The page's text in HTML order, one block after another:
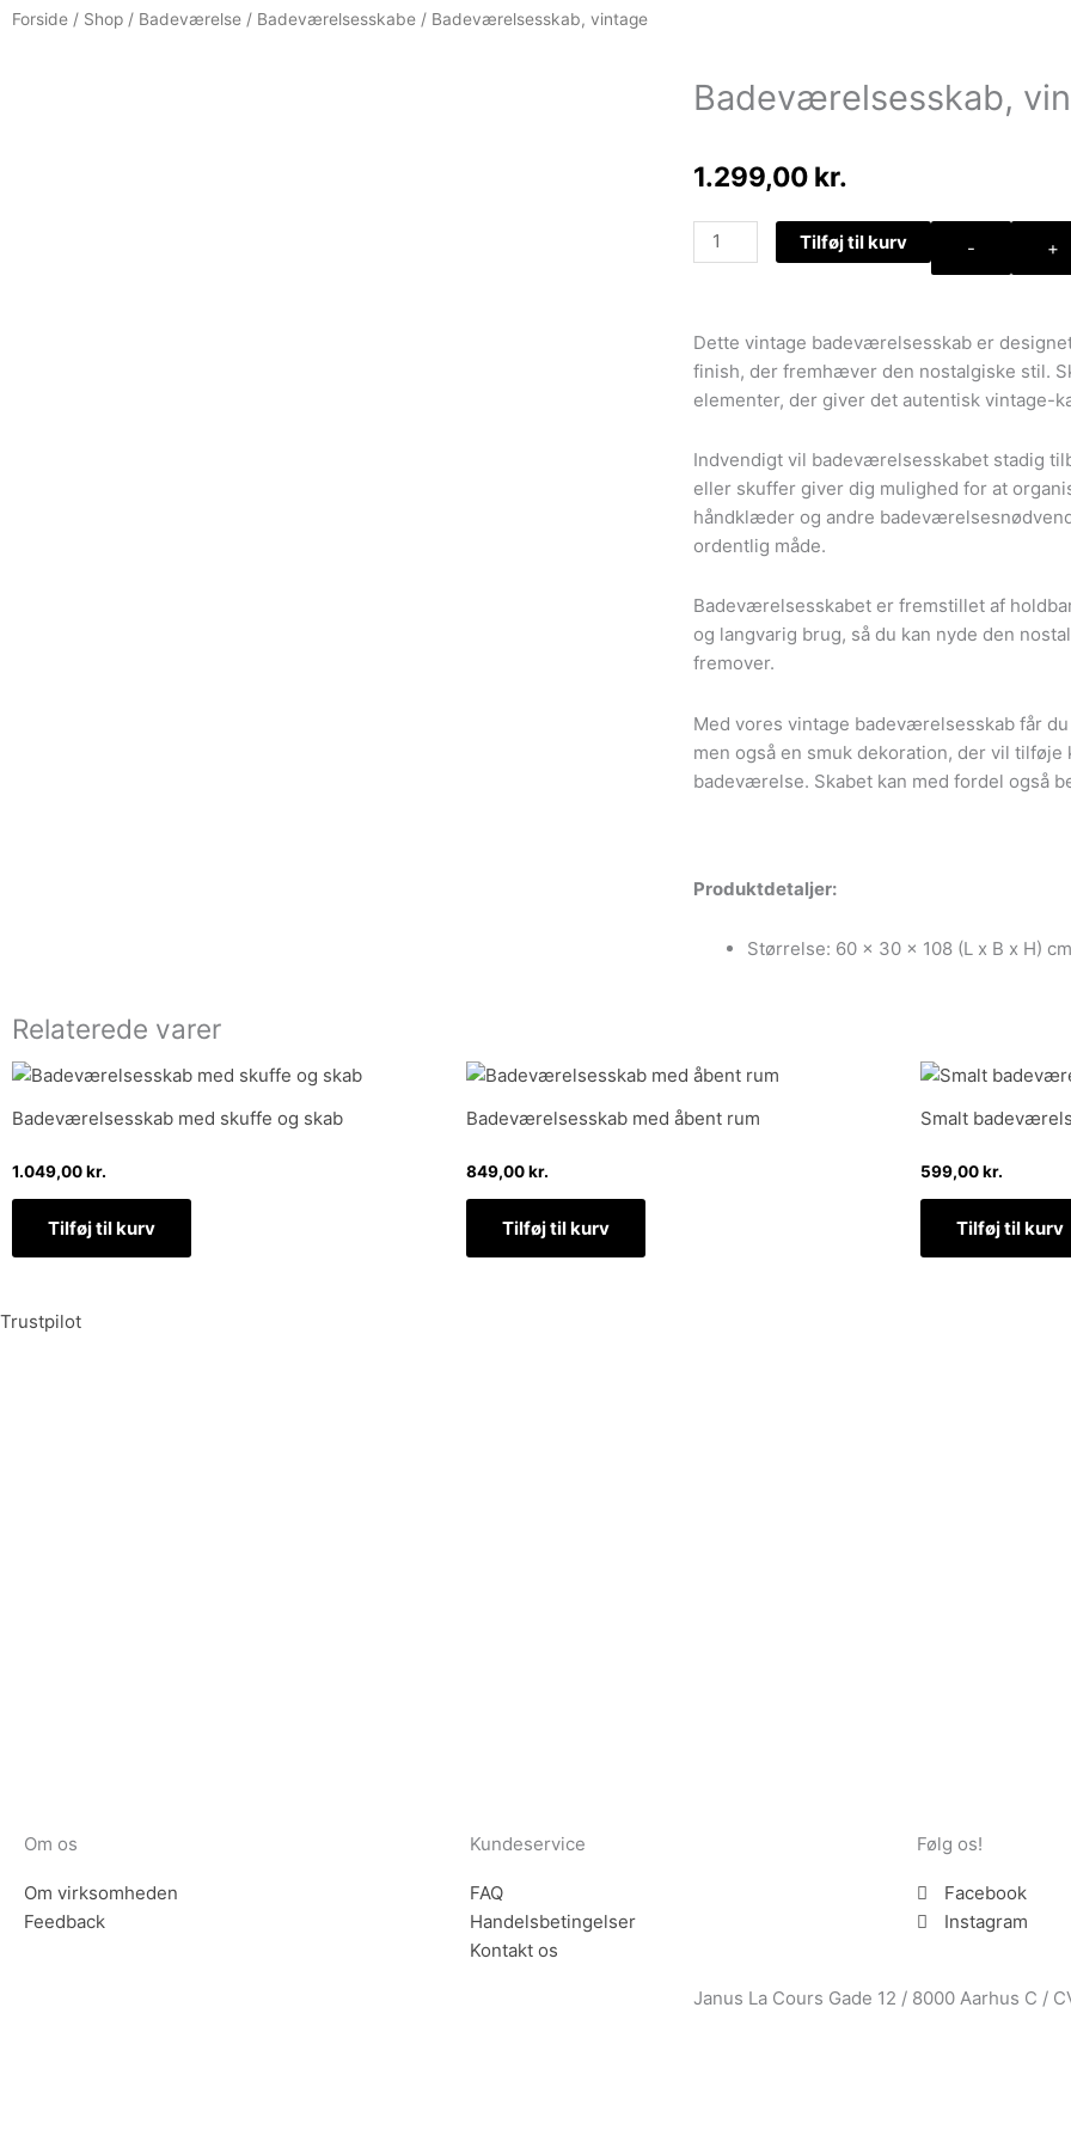
Forside / Shop / Badeværelse / Badeværelsesskabe / Badeværelsesskab, vintage
Badeværelsesskab,
1.299,00 kr.
-
Badeværelsesskab,
vintage
+
Tilføj til kurv
Dette vintage badeværelsesskab er
finish, der fremhæver den nostalgiske stil.
elementer, der giver det autentisk vintage-
Indvendigt vil badeværelsesskabet stadig
eller skuffer giver dig mulighed for at
håndklæder og andre
ordentlig måde.
Badeværelsesskabet er fremstillet af
og langvarig brug, så du kan nyde den
fremover.
Med vores vintage badeværelsesskab får
men også en smuk dekoration, der vil
badeværelse. Skabet kan med fordel også
Produktdetaljer:
Størrelse: 60 x 30 x 108 (L x B x H) cm
Relaterede varer
Badeværelsesskab med skuffe og skab
1.049,00kr.
Tilføj til kurv
Badeværelsesskab med åbent rum
849,00kr.
Tilføj til kurv
Smalt
599,00kr.
Tilføj til kurv
Trustpilot
Om os
Om virksomheden
Feedback
Kundeservice
FAQ
Handelsbetingelser
Kontakt os
Følg os!
Facebook
Instagram
Janus La Cours Gade 12 / 8000 Aarhus C /